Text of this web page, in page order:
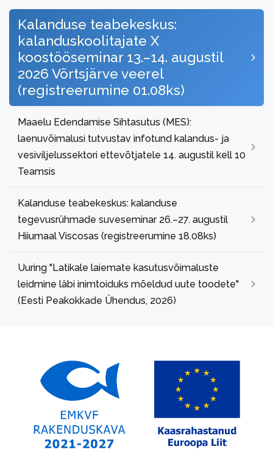
Kalanduse teabekeskus:
kalanduskoolitajate X
koostööseminar 13.–14. augustil
2026 Võrtsjärve veerel
(registreerumine 01.08ks)
Maaelu Edendamise Sihtasutus (MES):
laenuvõimalusi tutvustav infotund kalandus- ja
vesiviljelussektori ettevõtjatele 14. augustil kell 10
Teamsis
Kalanduse teabekeskus: kalanduse
tegevusrühmade suveseminar 26.–27. augustil
Hiiumaal Viscosas (registreerumine 18.08ks)
Uuring "Latikale laiemate kasutusvõimaluste
leidmine läbi inimtoiduks mõeldud uute toodete"
(Eesti Peakokkade Ühendus, 2026)